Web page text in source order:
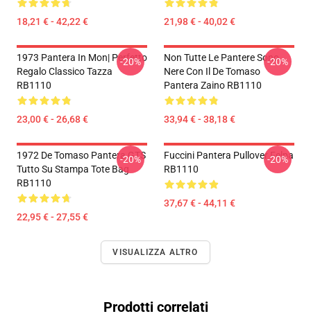
18,21 € - 42,22 € 21,98 € - 40,02 €
1973 Pantera In Mon| Perfetto
Regalo Classico Tazza
RB1110
23,00 € - 26,68 €
-20%
Non Tutte Le Pantere Sono
Nere Con Il De Tomaso
Pantera Zaino RB1110
33,94 € - 38,18 €
-20%
1972 De Tomaso Pantera GTS
Tutto Su Stampa Tote Bag
RB1110
22,95 € - 27,55 €
-20%
Fuccini Pantera Pullover Felpa
RB1110
37,67 € - 44,11 €
-20%
VISUALIZZA ALTRO
Prodotti correlati